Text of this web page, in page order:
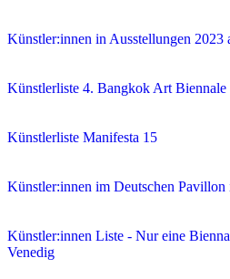
Künstler:innen in Ausstellungen 2023
Künstlerliste 4. Bangkok Art Biennale
Künstlerliste Manifesta 15
Künstler:innen im Deutschen
Künstler:innen Liste - Nur eine
Venedig